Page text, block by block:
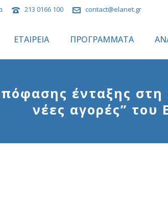
213 0166 100 contact@elanet.gr
ΕΤΑΙΡΕΙΑ ΠΡΟΓΡΑΜΜΑΤΑ
ένταξης
νέες αγορές” του